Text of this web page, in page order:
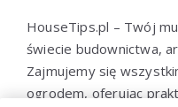
HouseTips.pl – Twój
świecie budownictwa,
Zajmujemy się
ogrodem, oferując